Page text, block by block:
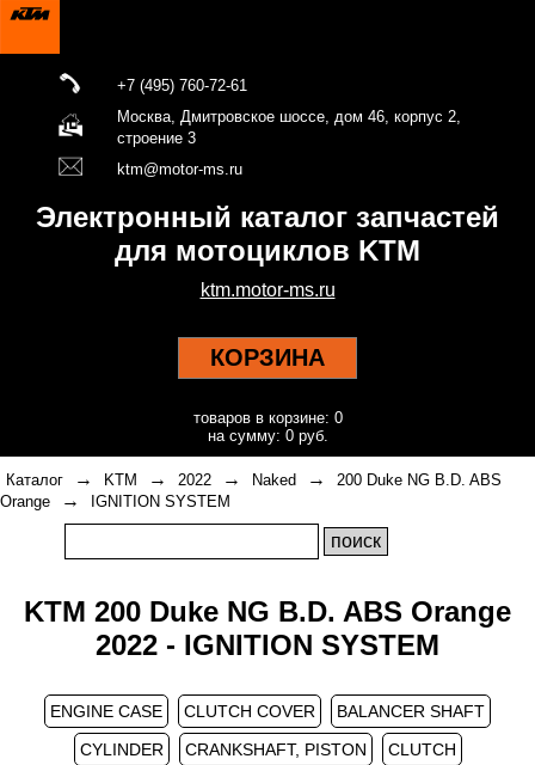
+7 (495) 760-72-61
Москва, Дмитровское шоссе, дом 46, корпус 2,
строение 3
ktm@motor-ms.ru
Электронный каталог запчастей
для мотоциклов KTM
ktm.motor-ms.ru
КОРЗИНА
товаров в корзине: 0
на сумму: 0 руб.
Каталог → KTM → 2022 → Naked →
200 Duke NG B.D. ABS
Orange
→ IGNITION SYSTEM
KTM 200 Duke NG B.D. ABS Orange
2022 - IGNITION SYSTEM
ENGINE CASE CLUTCH COVER
BALANCER SHAFT
CYLINDER
CRANKSHAFT, PISTON
CLUTCH